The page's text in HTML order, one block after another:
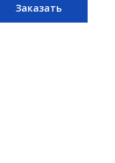
Заказать